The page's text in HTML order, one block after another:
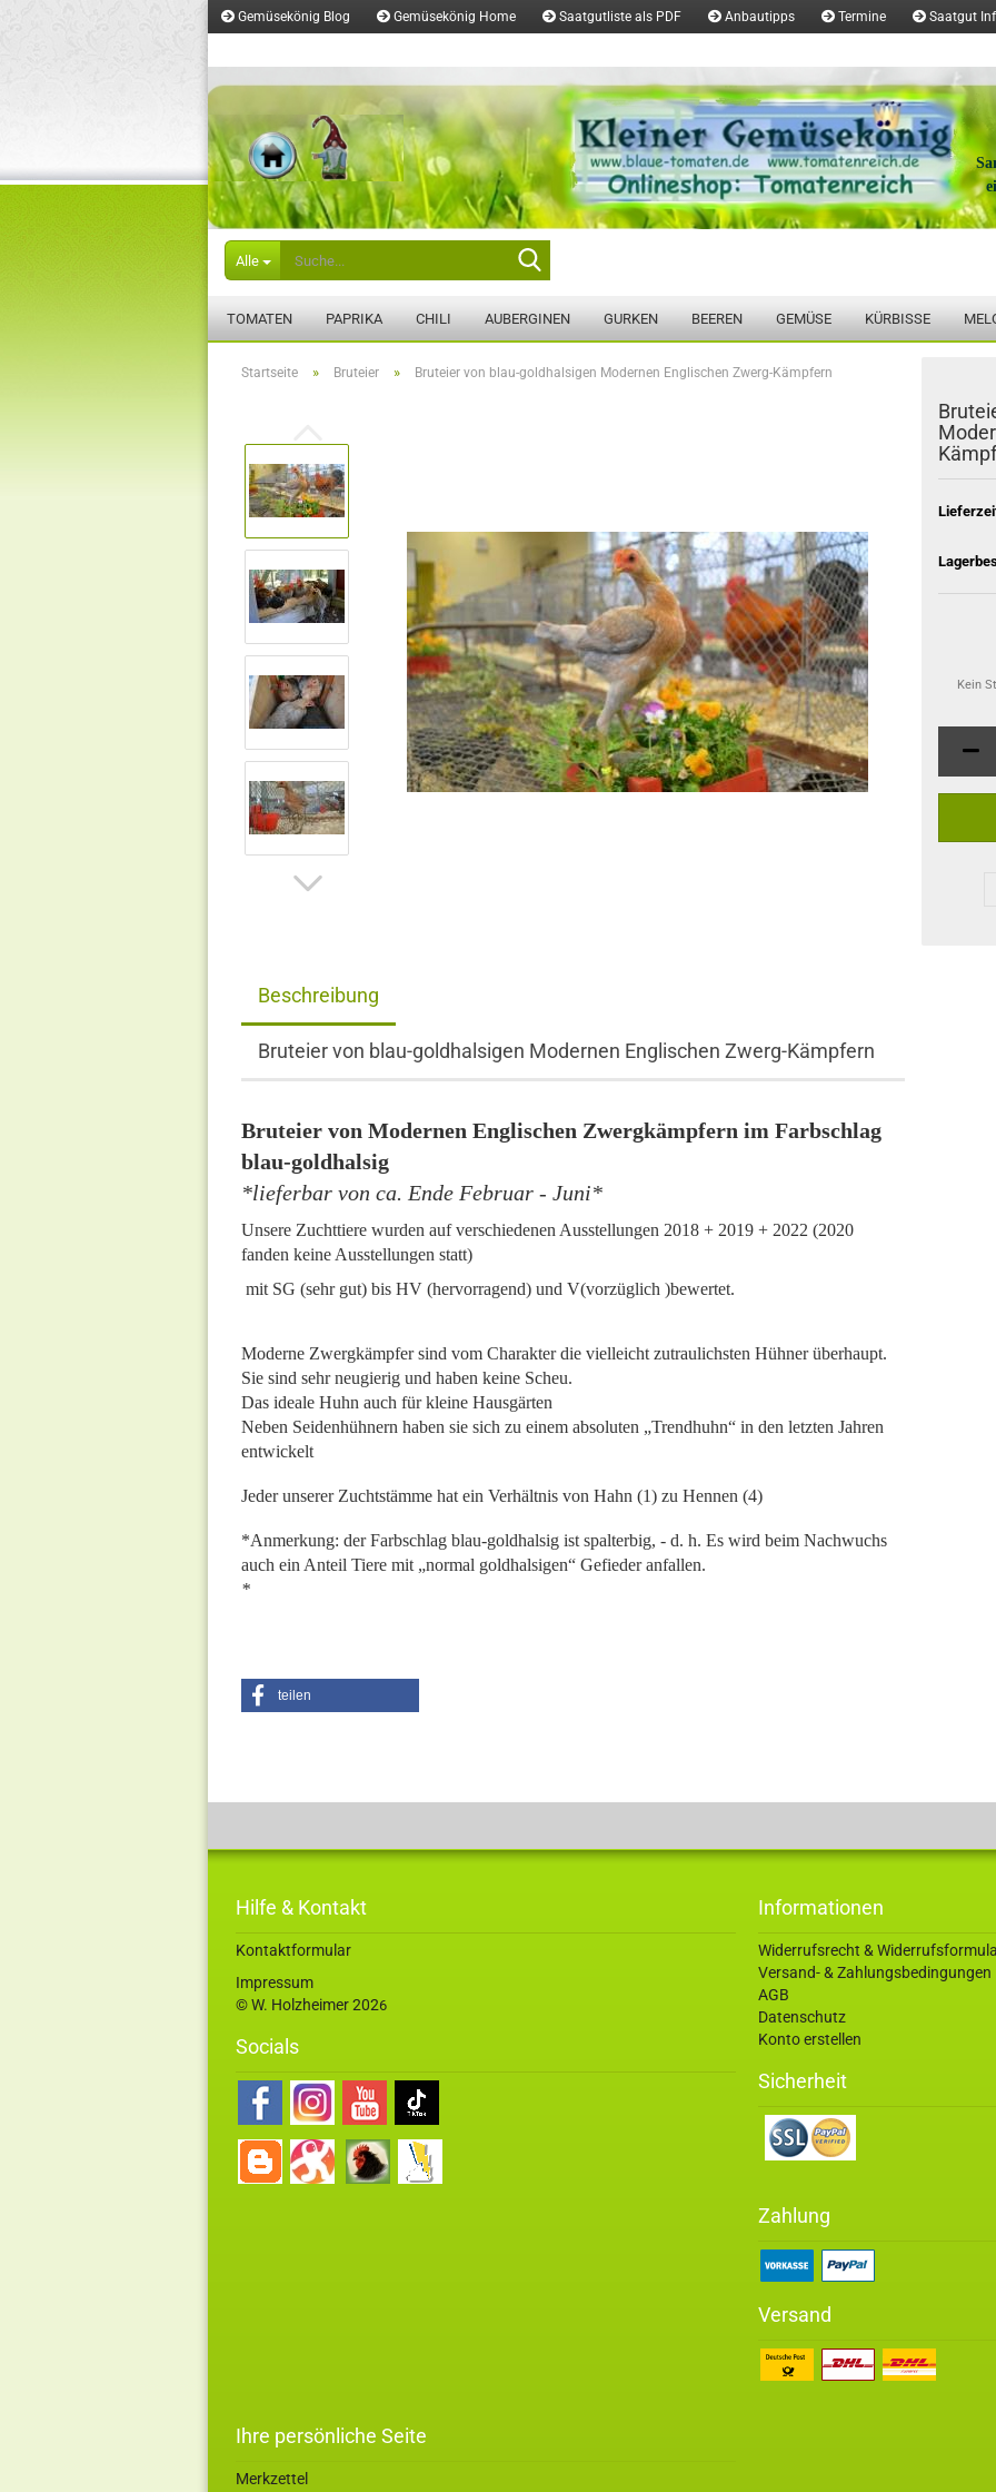
Gemüsekönig Blog Gemüsekönig Home Saatgutliste als PDF Anbautipps Termine Saatgut
Alle
TOMATEN PAPRIKA CHILI AUBERGINEN GURKEN BEEREN GEMÜSE KÜRBISSE
Startseite » Bruteier » Bruteier von blau-goldhalsigen Modernen Englischen Zwerg-Kämpfern
Kein
Beschreibung
Bruteier von blau-goldhalsigen Modernen Englischen Zwerg-Kämpfern
Bruteier von Modernen Englischen Zwergkämpfern im Farbschlag
blau-goldhalsig
*lieferbar von ca. Ende Februar - Juni*
Unsere Zuchttiere wurden auf verschiedenen Ausstellungen 2018 + 2019 + 2022 (2020
fanden keine Ausstellungen statt)
mit SG (sehr gut) bis HV (hervorragend) und V(vorzüglich )bewertet.
Moderne Zwergkämpfer sind vom Charakter die vielleicht zutraulichsten Hühner überhaupt.
Sie sind sehr neugierig und haben keine Scheu.
Das ideale Huhn auch für kleine Hausgärten
Neben Seidenhühnern haben sie sich zu einem absoluten „Trendhuhn“ in den letzten Jahren
entwickelt
Jeder unserer Zuchtstämme hat ein Verhältnis von Hahn (1) zu Hennen (4)
*Anmerkung: der Farbschlag blau-goldhalsig ist spalterbig, - d. h. Es wird beim Nachwuchs
auch ein Anteil Tiere mit „normal goldhalsigen“ Gefieder anfallen.
*
teilen
Hilfe & Kontakt
Kontaktformular
Impressum
© W. Holzheimer 2026
Socials
Informationen
Widerrufsrecht &
Versand- & Zahlungsbedingungen
AGB
Datenschutz
Konto erstellen
Sicherheit
Zahlung
Versand
Ihre persönliche Seite
Merkzettel